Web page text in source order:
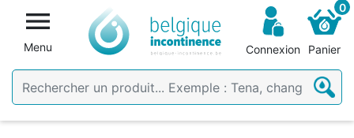

Menu Connexion
0
Panier